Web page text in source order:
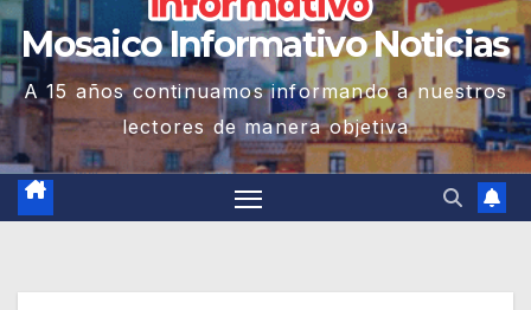
Mosaico Informativo Noticias
A 15 años continuamos informando a nuestros
lectores de manera objetiva